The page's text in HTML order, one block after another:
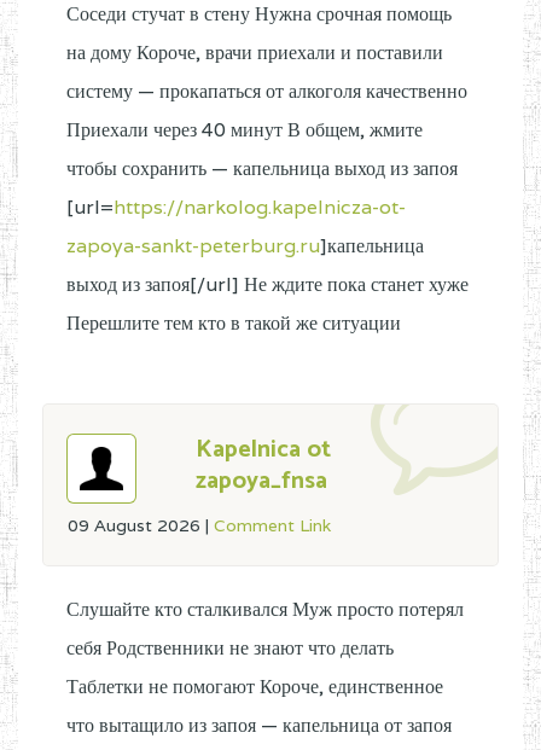
Соседи стучат в стену Нужна срочная помощь
на дому Короче, врачи приехали и поставили
систему — прокапаться от алкоголя качественно
Приехали через 40 минут В общем, жмите
чтобы сохранить — капельница выход из запоя
[url=https://narkolog.kapelnicza-ot-
zapoya-sankt-peterburg.ru]капельница
выход из запоя[/url] Не ждите пока станет хуже
Перешлите тем кто в такой же ситуации
Kapelnica ot
zapoya_fnsa
09 August 2026 | Comment Link
Слушайте кто сталкивался Муж просто потерял
себя Родственники не знают что делать
Таблетки не помогают Короче, единственное
что вытащило из запоя — капельница от запоя